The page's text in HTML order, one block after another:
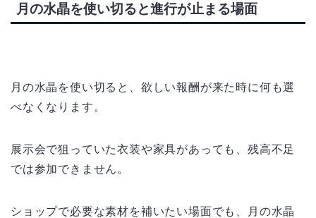
月の水晶を使い切ると進行が止まる場面
月の水晶を使い切ると、欲しい報酬が来た時に何も選
べなくなります。
展示会で狙っていた衣装や家具があっても、残高不足
では参加できません。
ショップで必要な素材を補いたい場面でも、月の水晶